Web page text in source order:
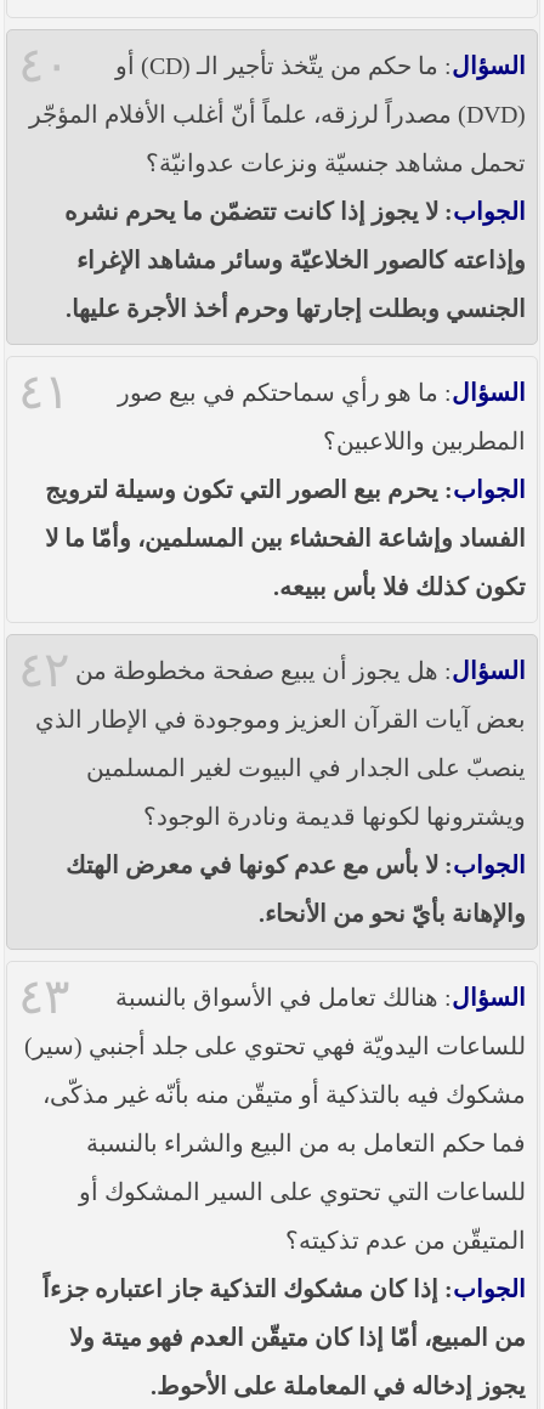
٤٠ السؤال
: ما حكم من يتّخذ تأجير الـ (CD) أو
(DVD) مصدراً لرزقه، علماً أنّ أغلب الأفلام المؤجّر
تحمل مشاهد جنسيّة ونزعات عدوانيّة؟
الجواب: لا يجوز إذا كانت تتضمّن ما يحرم نشره
وإذاعته كالصور الخلاعيّة وسائر مشاهد الإغراء
الجنسي وبطلت إجارتها وحرم أخذ الأجرة عليها.
٤١ السؤال: ما هو رأي سماحتكم في بيع صور
المطربين واللاعبين؟
الجواب: يحرم بيع الصور التي تكون وسيلة لترويج
الفساد وإشاعة الفحشاء بين المسلمين، وأمّا ما لا
تكون كذلك فلا بأس ببيعه.
٤٢ السؤال: هل يجوز أن يبيع صفحة مخطوطة من
بعض آيات القرآن العزيز وموجودة في الإطار الذي
ينصبّ على الجدار في البيوت لغير المسلمين
ويشترونها لكونها قديمة ونادرة الوجود؟
الجواب: لا بأس مع عدم كونها في معرض الهتك
والإهانة بأيّ نحو من الأنحاء.
٤٣ السؤال: هنالك تعامل في الأسواق بالنسبة
للساعات اليدويّة فهي تحتوي على جلد أجنبي (سير)
مشكوك فيه بالتذكية أو متيقّن منه بأنّه غير مذكّى،
فما حكم التعامل به من البيع والشراء بالنسبة
للساعات التي تحتوي على السير المشكوك أو
المتيقّن من عدم تذكيته؟
الجواب: إذا كان مشكوك التذكية جاز اعتباره جزءاً
من المبيع، أمّا إذا كان متيقّن العدم فهو ميتة ولا
يجوز إدخاله في المعاملة على الأحوط.